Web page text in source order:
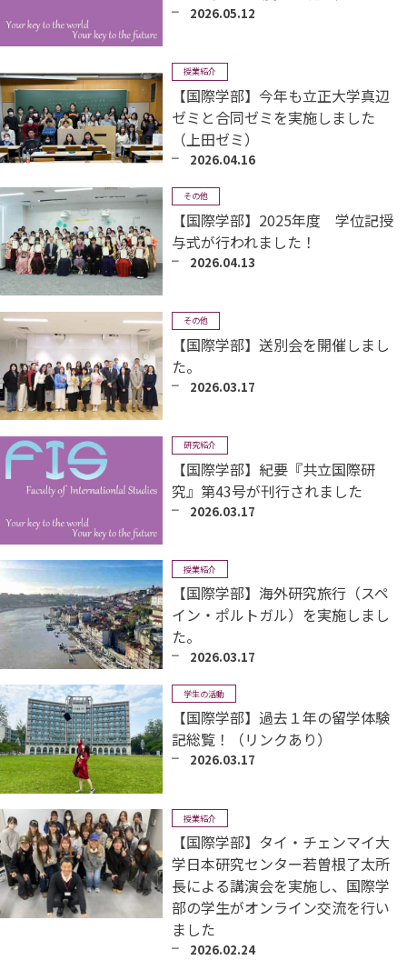
2026.05.12
授業紹介
【国際学部】今年も立正大学真辺
ゼミと合同ゼミを実施しました
（上田ゼミ）
2026.04.16
その他
【国際学部】2025年度 学位記授
与式が行われました！
2026.04.13
その他
【国際学部】送別会を開催しまし
た。
2026.03.17
研究紹介
【国際学部】紀要『共立国際研
究』第43号が刊行されました
2026.03.17
授業紹介
【国際学部】海外研究旅行（スペ
イン・ポルトガル）を実施しまし
た。
2026.03.17
学生の活動
【国際学部】過去１年の留学体験
記総覧！（リンクあり）
2026.03.17
授業紹介
【国際学部】タイ・チェンマイ大
学日本研究センター若曽根了太所
長による講演会を実施し、国際学
部の学生がオンライン交流を行い
ました
2026.02.24